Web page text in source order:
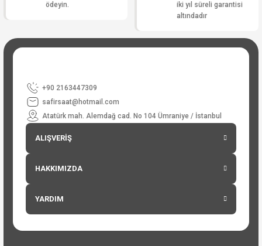
ödeyin.
iki yıl süreli garantisi
altındadır
+90 2163447309
safirsaat@hotmail.com
Atatürk mah. Alemdağ cad. No 104 Ümraniye / İstanbul
ALIŞVERİŞ
HAKKIMIZDA
YARDIM